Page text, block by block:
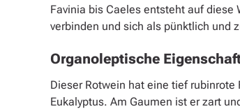
Favinia bis Caeles entsteht auf diese
verbinden und sich als pünktlich und
Organoleptische
Dieser Rotwein hat eine tief
Eukalyptus. Am Gaumen ist er zart